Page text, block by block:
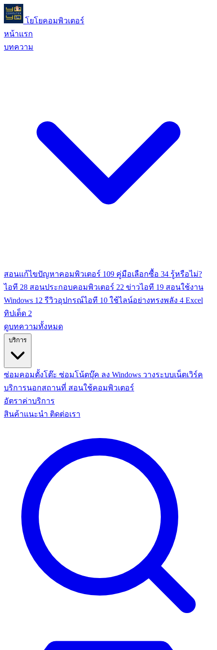
โยโยคอมพิวเตอร์
หน้าแรก
บทความ
สอนแก้ไขปัญหาคอมพิวเตอร์ 109 คู่มือเลือกซื้อ 34 รู้หรือไม่?
ไอที 28 สอนประกอบคอมพิวเตอร์ 22 ข่าวไอที 19 สอนใช้งาน
Windows 12 รีวิวอุปกรณ์ไอที 10 ใช้ไลน์อย่างทรงพลัง 4 Excel
ทิปเด็ด 2
ดูบทความทั้งหมด
ซ่อมคอมตั้งโต๊ะ ซ่อมโน้ตบุ๊ค ลง Windows วางระบบเน็ตเวิร์ค
บริการนอกสถานที่ สอนใช้คอมพิวเตอร์
อัตราค่าบริการ
สินค้าแนะนำ ติดต่อเรา